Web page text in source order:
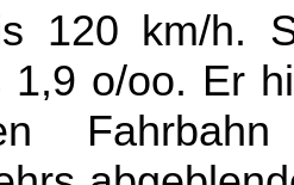
120 km/h.
1,9 o/oo. Er